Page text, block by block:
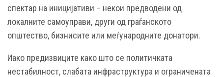
спектар на иницијативи – некои предводени од
локалните самоуправи, други од граѓанското
општество, бизнисите или меѓународните донатори.
Иако предизвиците како што се политичката
нестабилност, слабата инфраструктура и ограничената